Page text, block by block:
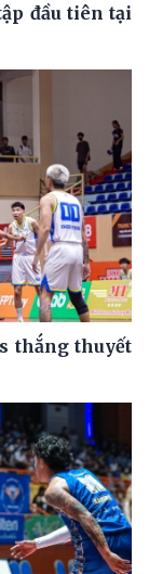
đầu tiên tại
thắng thuyết